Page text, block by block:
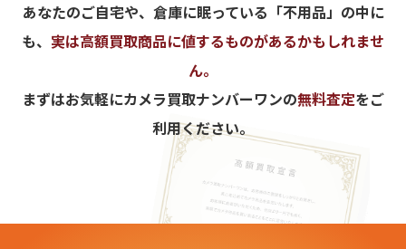
あなたのご自宅や、倉庫に眠っている「不用品」の中に
も、 実は高額買取商品に値するものがあるかもしれませ
ん。
まずはお気軽にカメラ買取ナンバーワンの無料査定をご
利用ください。